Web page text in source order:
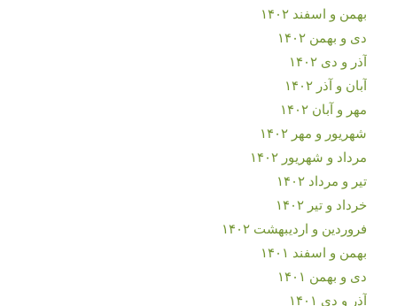
بهمن و اسفند ۱۴۰۲
دی و بهمن ۱۴۰۲
آذر و دی ۱۴۰۲
آبان و آذر ۱۴۰۲
مهر و آبان ۱۴۰۲
شهریور و مهر ۱۴۰۲
مرداد و شهریور ۱۴۰۲
تیر و مرداد ۱۴۰۲
خرداد و تیر ۱۴۰۲
فروردین و اردیبهشت ۱۴۰۲
بهمن و اسفند ۱۴۰۱
دی و بهمن ۱۴۰۱
آذر و دی ۱۴۰۱